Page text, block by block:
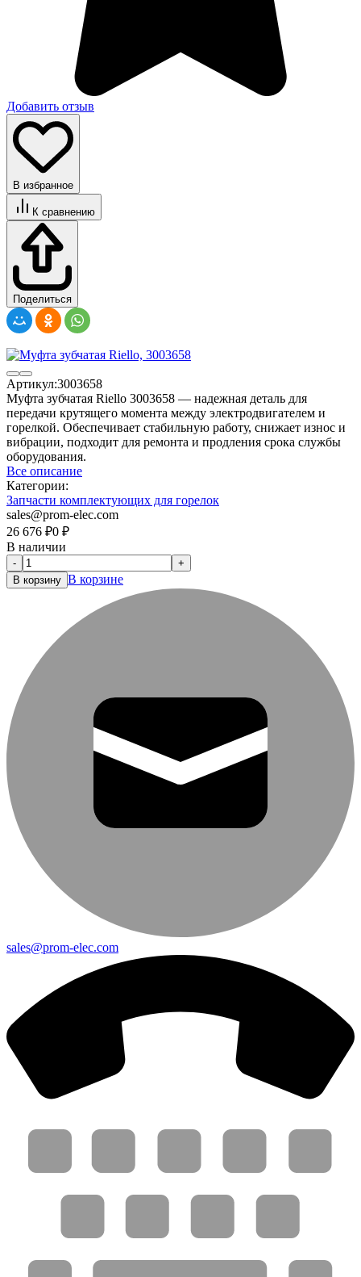
Добавить отзыв
В избранное
К сравнению
Поделиться
Артикул:3003658
Муфта зубчатая Riello 3003658 — надежная деталь для
передачи крутящего момента между электродвигателем и
горелкой. Обеспечивает стабильную работу, снижает износ и
вибрации, подходит для ремонта и продления срока службы
оборудования.
Все описание
Категории:
Запчасти комплектующих для горелок
sales@prom-elec.com
26 676 ₽0 ₽
В наличии
-
+
В корзину В корзине
sales@prom-elec.com